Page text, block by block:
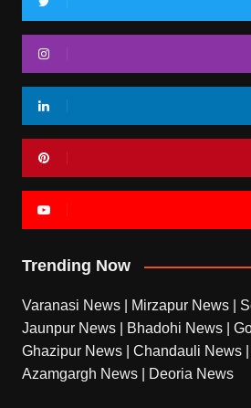
Trending Now
Varanasi News Mirzapur News
Jaunpur News
Bhadohi News
Ghazipur News
Chandauli News
Azamgargh News
Deoria News